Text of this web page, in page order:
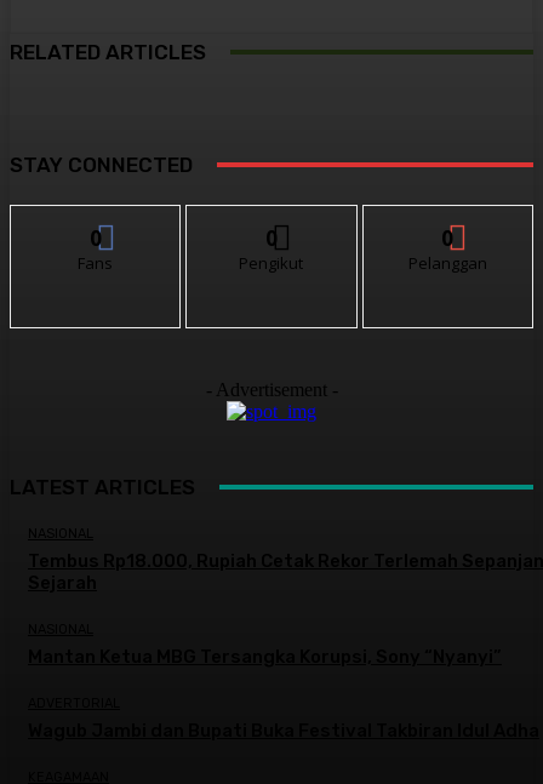
RELATED ARTICLES
STAY CONNECTED
0
Fans
0
Pengikut
0
Pelanggan
- Advertisement -
LATEST ARTICLES